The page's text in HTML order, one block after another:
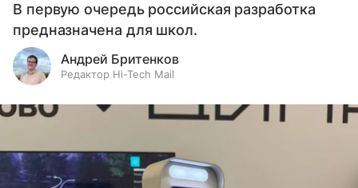
В первую очередь российская разработка
предназначена для школ.
Андрей Бритенков
Редактор Hi-Tech Mail